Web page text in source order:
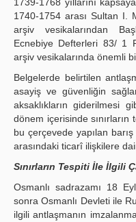
1740-1754 arası Sultan I.
arşiv vesikalarından
Ecnebiye Defterleri 83/ 1
arşiv vesikalarında önemli
Belgelerde belirtilen
asayiş ve güvenliğin
aksaklıkların giderilmesi
dönem içerisinde sınırların
bu çerçevede yapılan
arasındaki ticarî ilişkilere
Sınırların Tespiti İle İlgili
Osmanlı sadrazamı 18
sonra Osmanlı Devleti ile
ilgili antlaşmanın